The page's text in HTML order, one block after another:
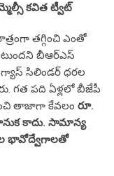
కవిత ట్వీట్
తగ్గించి ఎంతో
బీఆర్ఎస్
గ్యాస్ సిలిండర్ ధరల
గత పది ఏళ్లలో బీజేపీ
తాజాగా కేవలం రూ.
కాదు. సామాన్య
భావోద్వేగాలతో